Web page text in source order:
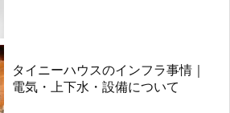
タイニーハウスのインフラ事情｜
電気・上下水・設備について